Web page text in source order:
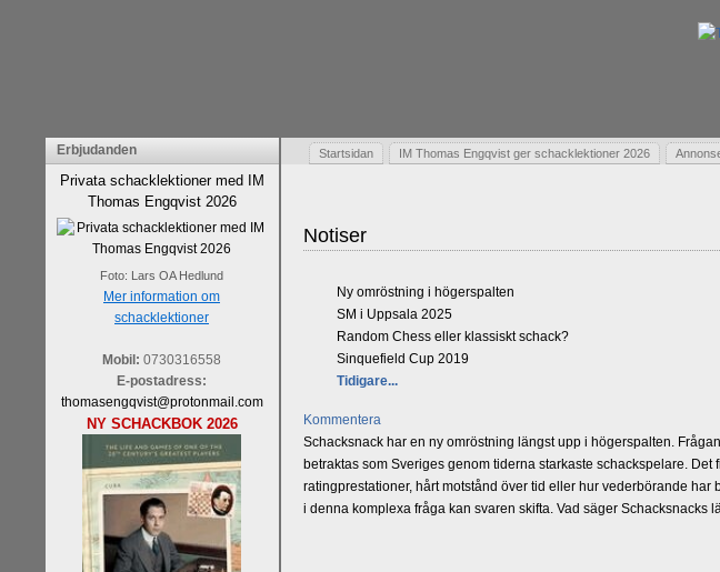
Erbjudanden
Privata schacklektioner med IM
Thomas Engqvist 2026
Foto: Lars OA Hedlund
Mer information om
schacklektioner
Mobil: 0730316558
E-postadress:
thomasengqvist@protonmail.com
NY SCHACKBOK 2026
Startsidan IM Thomas Engqvist ger schacklektioner 2026
Notiser
Ny omröstning i högerspalten
SM i Uppsala 2025
Random Chess eller klassiskt schack?
Sinquefield Cup 2019
Tidigare...
Kommentera
Schacksnack har en ny omröstning längst upp i högerspalten.
betraktas som Sveriges genom tiderna starkaste schackspelare.
ratingprestationer, hårt motstånd över tid eller hur vederbörande
i denna komplexa fråga kan svaren skifta. Vad säger Schacksnacks